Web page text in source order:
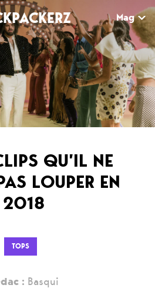
Mag
MAG
Dossiers
Tops
Sorties
Newsletter
AGENDA
Paris
Festivals
QU’IL NE
LOUPER EN
2018
TOPS
: Basqui